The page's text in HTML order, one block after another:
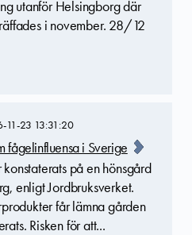
utanför Helsingborg där
i november. 28/12
11-23 13:31:20
fågelinfluensa i Sverige
på en hönsgård
enligt Jordbruksverket.
får lämna gården
Risken för att...